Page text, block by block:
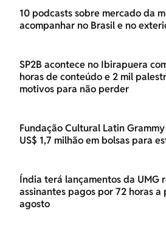
10 podcasts sobre mercado da
acompanhar no Brasil e no
SP2B acontece no Ibirapuera
horas de conteúdo e 2 mil
motivos para não perder
Fundação Cultural Latin
US$ 1,7 milhão em bolsas para
Índia terá lançamentos da UMG
assinantes pagos por 72 horas
agosto